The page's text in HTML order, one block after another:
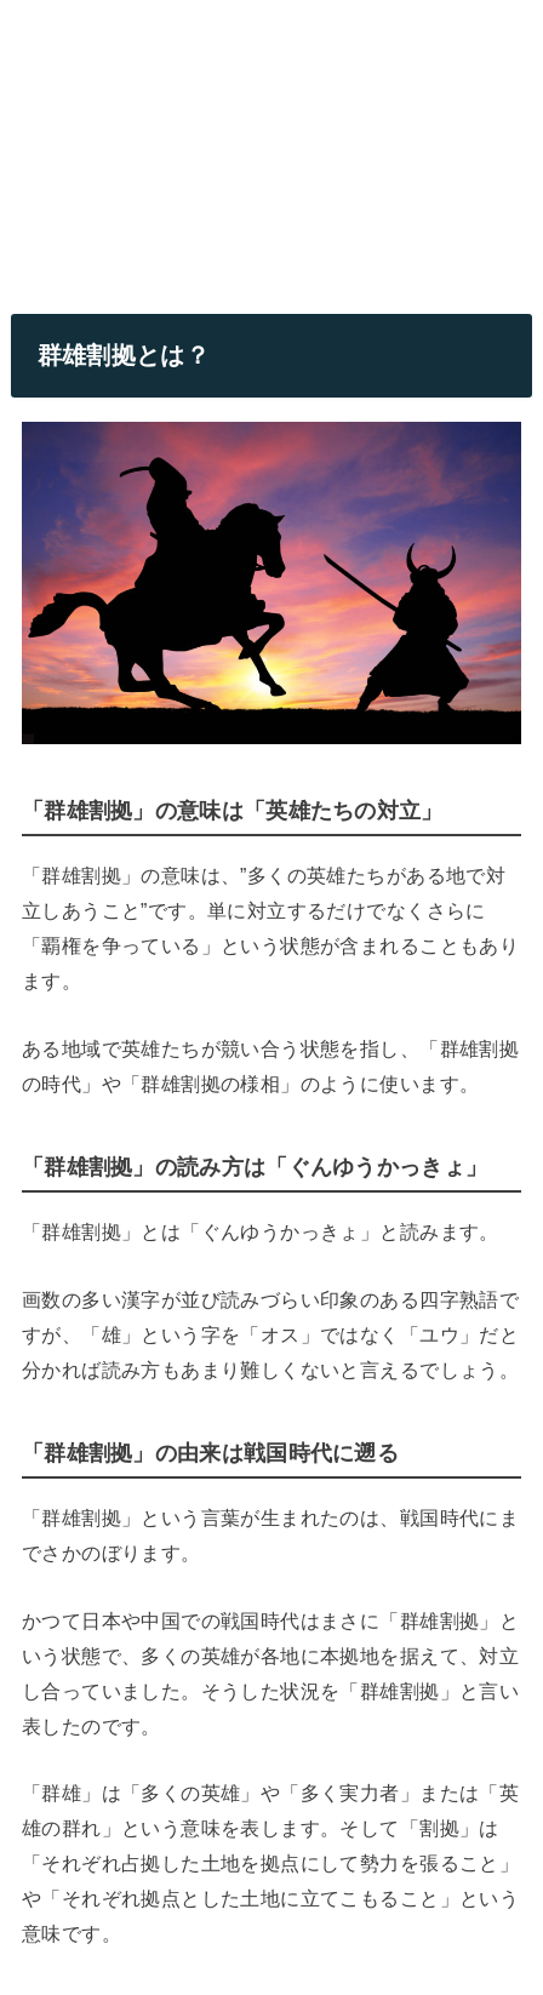
群雄割拠とは？
「群雄割拠」の意味は「英雄たちの対立」
「群雄割拠」の意味は、”多くの英雄たちがある地で対
立しあうこと”です。単に対立するだけでなくさらに
「覇権を争っている」という状態が含まれることもあり
ます。
ある地域で英雄たちが競い合う状態を指し、「群雄割拠
の時代」や「群雄割拠の様相」のように使います。
「群雄割拠」の読み方は「ぐんゆうかっきょ」
「群雄割拠」とは「ぐんゆうかっきょ」と読みます。
画数の多い漢字が並び読みづらい印象のある四字熟語で
すが、「雄」という字を「オス」ではなく「ユウ」だと
分かれば読み方もあまり難しくないと言えるでしょう。
「群雄割拠」の由来は戦国時代に遡る
「群雄割拠」という言葉が生まれたのは、戦国時代にま
でさかのぼります。
かつて日本や中国での戦国時代はまさに「群雄割拠」と
いう状態で、多くの英雄が各地に本拠地を据えて、対立
し合っていました。そうした状況を「群雄割拠」と言い
表したのです。
「群雄」は「多くの英雄」や「多く実力者」または「英
雄の群れ」という意味を表します。そして「割拠」は
「それぞれ占拠した土地を拠点にして勢力を張ること」
や「それぞれ拠点とした土地に立てこもること」という
意味です。